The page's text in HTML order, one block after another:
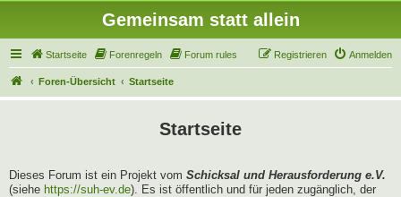
Gemeinsam statt allein
Startseite Forenregeln Forum rules Anmelden
Registrieren
Foren-Übersicht Startseite
Startseite
Dieses Forum ist ein Projekt vom Schicksal und Herausforderung e.V.
(siehe https://suh-ev.de). Es ist öffentlich und für jeden zugänglich, der